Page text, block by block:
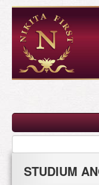
Перейти
основному
содержанию
STUDIUM